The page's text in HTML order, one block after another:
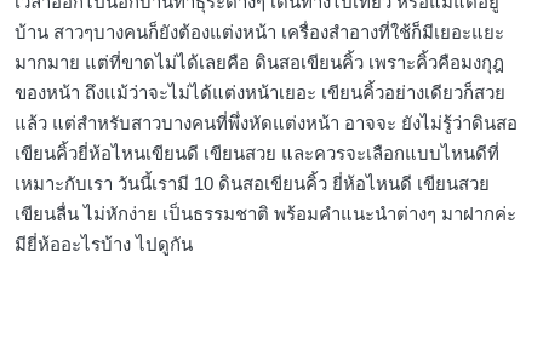
บ้าน สาวๆบางคนก็ยังต้องแต่งหน้า เครื่องสำอางที่ใช้ก็มีเยอะแยะ
มากมาย แต่ที่ขาดไม่ได้เลยคือ ดินสอเขียนคิ้ว เพราะคิ้วคือมงกุฎ
ของหน้า ถึงแม้ว่าจะไม่ได้แต่งหน้าเยอะ เขียนคิ้วอย่างเดียวก็สวย
แล้ว แต่สำหรับสาวบางคนที่พึ่งหัดแต่งหน้า อาจจะ ยังไม่รู้ว่าดินสอ
เขียนคิ้วยี่ห้อไหนเขียนดี เขียนสวย และควรจะเลือกแบบไหนดีที่
เหมาะกับเรา วันนี้เรามี 10 ดินสอเขียนคิ้ว ยี่ห้อไหนดี เขียนสวย
เขียนลื่น ไม่หักง่าย เป็นธรรมชาติ พร้อมคำแนะนำต่างๆ มาฝากค่ะ
มียี่ห้ออะไรบ้าง ไปดูกัน